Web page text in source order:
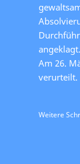
angeklagt.
Am 26.
verurteilt.
Weitere